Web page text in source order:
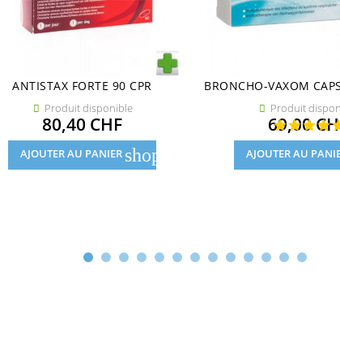
ANTISTAX FORTE 90 CPR
 Produit disponible
Prix
80,40 CHF
AJOUTER AU PANIER shopping_cart
BRONCHO-VAXOM
 Produit
Prix
69,00
AJOUTER AU